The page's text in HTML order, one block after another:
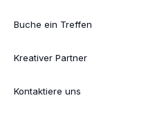
Buche ein Treffen
Kreativer Partner
Kontaktiere uns